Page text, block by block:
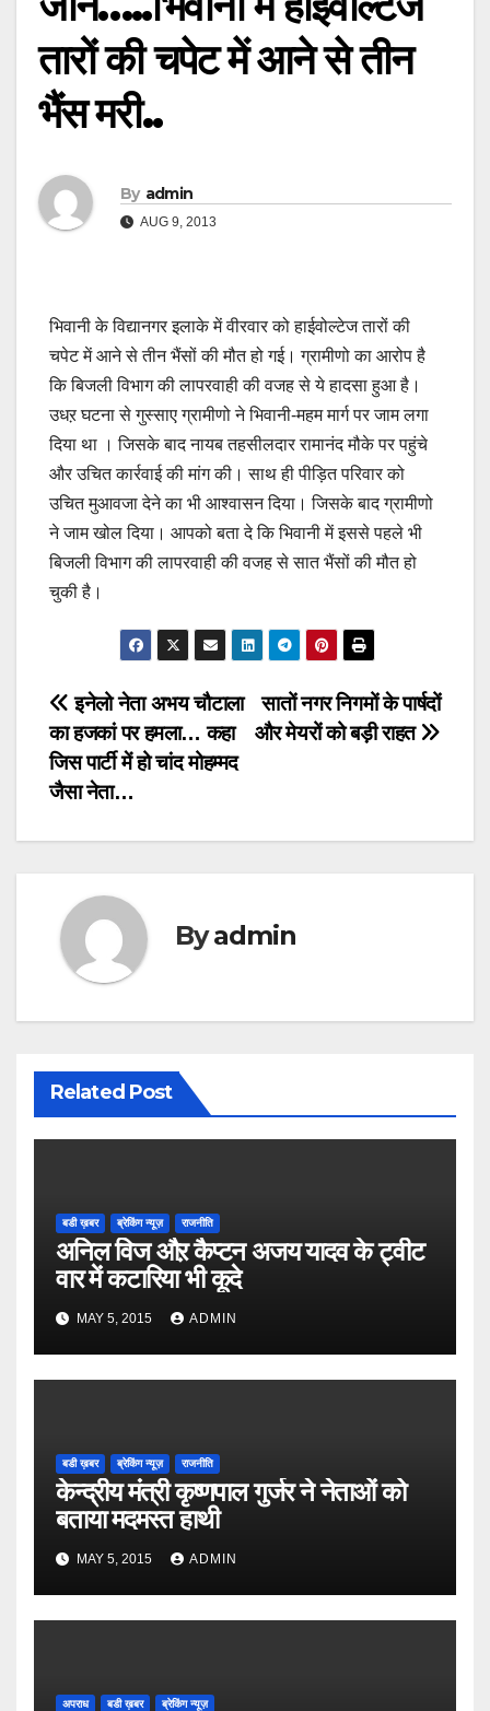
तारों की चपेट में आने से तीन
भैंस मरी..
By admin
AUG 9, 2013
भिवानी के विद्यानगर इलाके में वीरवार को हाईवोल्टेज तारों की
चपेट में आने से तीन भैंसों की मौत हो गई। ग्रामीणो का आरोप है
कि बिजली विभाग की लापरवाही की वजह से ये हादसा हुआ है।
उधऱ घटना से गुस्साए ग्रामीणो ने भिवानी-महम मार्ग पर जाम लगा
दिया था । जिसके बाद नायब तहसीलदार रामानंद मौके पर पहुंचे
और उचित कार्रवाई की मांग की। साथ ही पीड़ित परिवार को
उचित मुआवजा देने का भी आश्वासन दिया। जिसके बाद ग्रामीणो
ने जाम खोल दिया। आपको बता दे कि भिवानी में इससे पहले भी
बिजली विभाग की लापरवाही की वजह से सात भैंसों की मौत हो
चुकी है।
Post
navigation
सातों नगर निगमों के पार्षदों
और मेयरों को बड़ी राहत
इनेलो नेता अभय चौटाला
का हजकां पर हमला… कहा
जिस पार्टी में हो चांद मोहम्मद
जैसा नेता…
Byadmin
Related Post
बडी ख़बर ब्रेकिंग न्यूज़ राजनीति
अनिल विज औऱ कैप्टन अजय यादव के ट्वीट
वार में कटारिया भी कूदे
MAY 5, 2015 ADMIN
बडी ख़बर ब्रेकिंग न्यूज़ राजनीति
केन्द्रीय मंत्री कृष्णपाल गुर्जर ने नेताओं को
बताया मदमस्त हाथी
MAY 5, 2015 ADMIN
अपराध बडी ख़बर ब्रेकिंग न्यूज़